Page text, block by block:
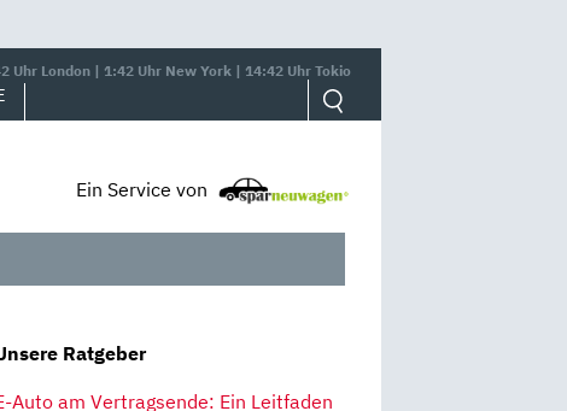
Uhr London | 1:42 Uhr New York | 14:42 Uhr Tokio
Ein Service von
Ratgeber
Auto am Vertragsende: Ein Leitfaden